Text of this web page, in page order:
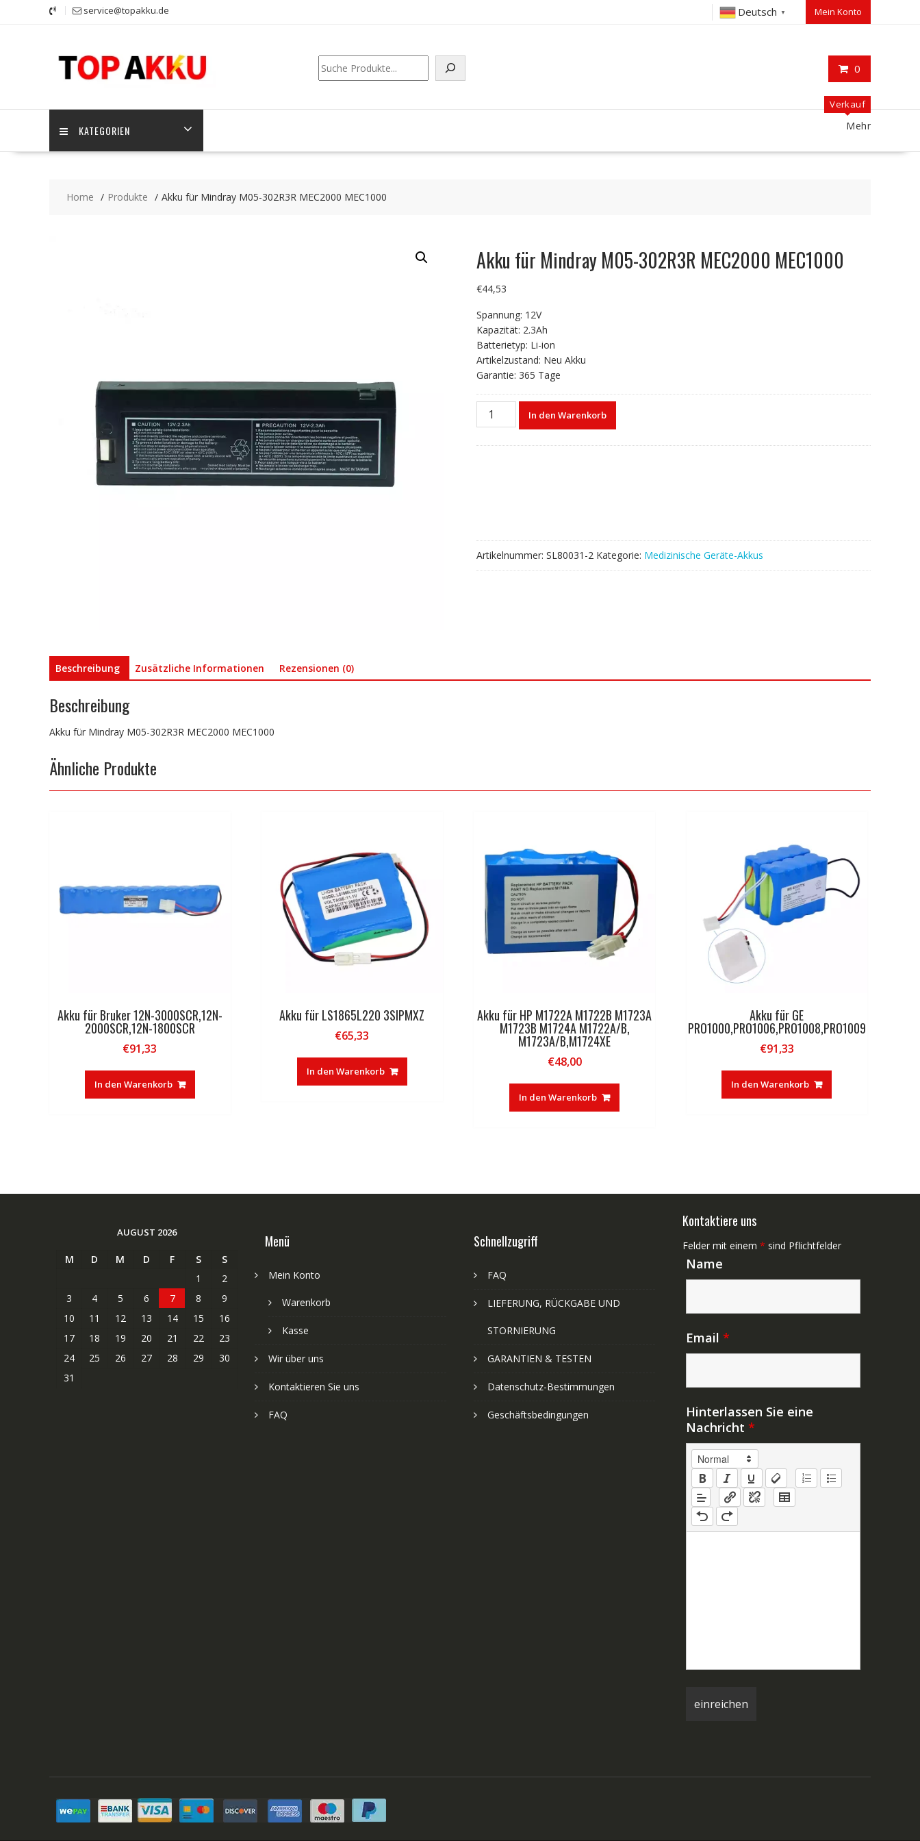
service@topakku.de Deutsch ▼ Mein Konto
0
Suchen
KATEGORIEN
Verkauf
Mehr
Home Produkte Akku für Mindray M05-302R3R MEC2000 MEC1000
Akku für Mindray M05-302R3R MEC2000 MEC1000
€44,53
Spannung: 12V
Kapazität: 2.3Ah
Batterietyp: Li-ion
Artikelzustand: Neu Akku
Garantie: 365 Tage
Akku
In den Warenkorb
Artikelnummer: SL80031-2 Kategorie: Medizinische Geräte-Akkus
Beschreibung Zusätzliche Informationen Rezensionen (0)
Beschreibung
Akku für Mindray M05-302R3R MEC2000 MEC1000
Ähnliche Produkte
Akku für Bruker 12N-3000SCR,12N-
2000SCR,12N-1800SCR
€91,33
In den Warenkorb
Akku für LS1865L220 3SIPMXZ
€65,33
In den Warenkorb
Akku für HP M1722A M1722B M1723A
M1723B M1724A M1722A/B,
M1723A/B,M1724XE
€48,00
In den Warenkorb
Akku für GE
PRO1000,PRO1006,PRO1008,PRO1009
€91,33
In den Warenkorb
AUGUST 2026
M D M D F S
S
1
2
3
4 5 6 7 8
9
10
11 12 13 14 15
16
17
18 19 20 21 22
23
24
25 26 27 28 29
30
31
Menü
Mein Konto
Warenkorb
Kasse
Wir über uns
Kontaktieren Sie uns
FAQ
Schnellzugriff
FAQ
LIEFERUNG, RÜCKGABE UND
STORNIERUNG
GARANTIEN & TESTEN
Datenschutz-Bestimmungen
Geschäftsbedingungen
Kontaktiere uns
Felder mit einem * sind Pflichtfelder
Name
Email *
Hinterlassen Sie eine
Nachricht *